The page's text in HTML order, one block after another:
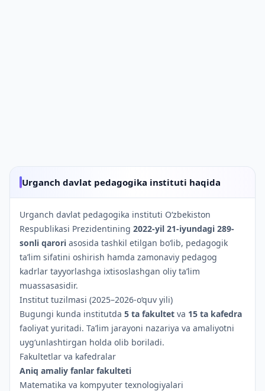
Urganch davlat pedagogika instituti haqida
Urganch davlat pedagogika instituti O‘zbekiston
Respublikasi Prezidentining 2022-yil 21-iyundagi 289-
sonli qarori asosida tashkil etilgan bo‘lib, pedagogik
ta’lim sifatini oshirish hamda zamonaviy pedagog
kadrlar tayyorlashga ixtisoslashgan oliy ta’lim
muassasasidir.
Institut tuzilmasi (2025–2026-o‘quv yili)
Bugungi kunda institutda 5 ta fakultet va 15 ta kafedra
faoliyat yuritadi. Ta’lim jarayoni nazariya va amaliyotni
uyg‘unlashtirgan holda olib boriladi.
Fakultetlar va kafedralar
Aniq amaliy fanlar fakulteti
Matematika va kompyuter texnologiyalari